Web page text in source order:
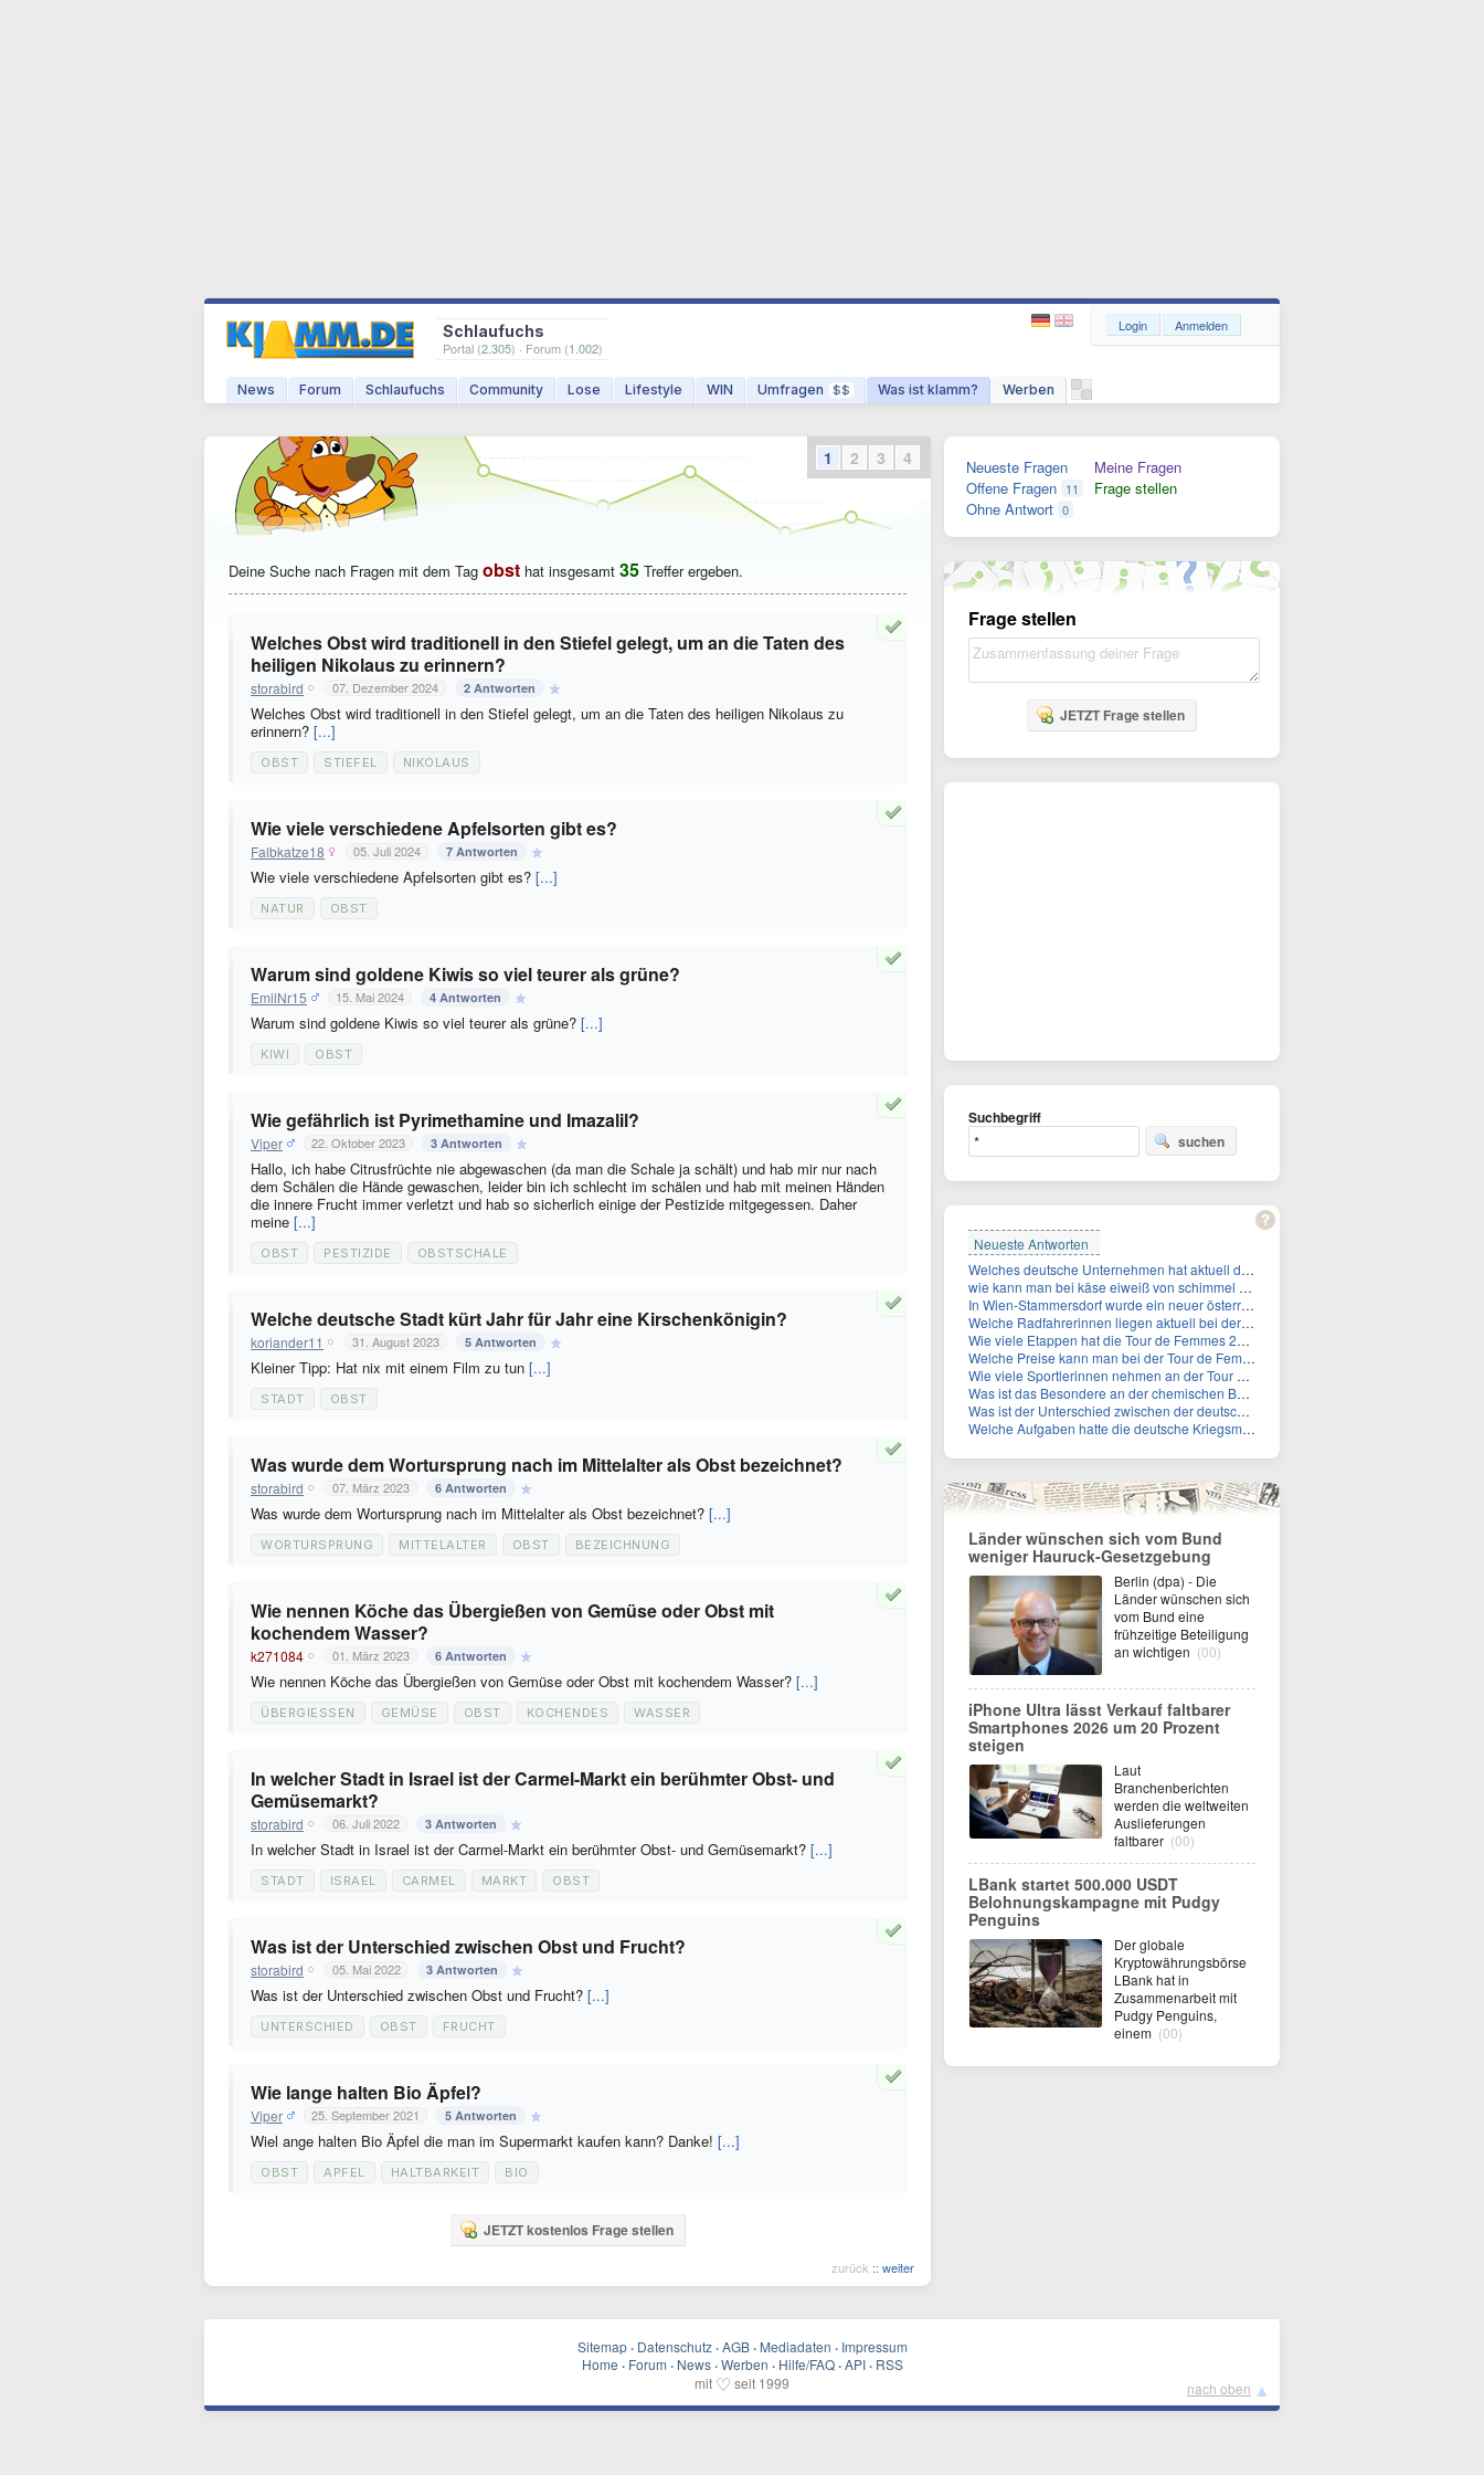
Schlaufuchs
Portal (2.305) · Forum (1.002)
News Forum Schlaufuchs Community Lose Lifestyle WIN Umfragen $$ Was ist klamm? Werben
Login Anmelden
Deine Suche nach Fragen mit dem Tag obst hat insgesamt 35 Treffer ergeben.
Welches Obst wird traditionell in den Stiefel gelegt, um an die Taten des
heiligen Nikolaus zu erinnern?
storabird 07. Dezember 2024 2 Antworten
Welches Obst wird traditionell in den Stiefel gelegt, um an die Taten des heiligen Nikolaus zu
erinnern? [...]
OBST STIEFEL NIKOLAUS
Wie viele verschiedene Apfelsorten gibt es?
Falbkatze18 05. Juli 2024 7 Antworten
Wie viele verschiedene Apfelsorten gibt es? [...]
NATUR OBST
Warum sind goldene Kiwis so viel teurer als grüne?
EmilNr15 15. Mai 2024 4 Antworten
Warum sind goldene Kiwis so viel teurer als grüne? [...]
KIWI OBST
Wie gefährlich ist Pyrimethamine und Imazalil?
Viper 22. Oktober 2023 3 Antworten
Hallo, ich habe Citrusfrüchte nie abgewaschen (da man die Schale ja schält) und hab mir nur nach
dem Schälen die Hände gewaschen, leider bin ich schlecht im schälen und hab mit meinen Händen
die innere Frucht immer verletzt und hab so sicherlich einige der Pestizide mitgegessen. Daher
meine [...]
OBST PESTIZIDE OBSTSCHALE
Welche deutsche Stadt kürt Jahr für Jahr eine Kirschenkönigin?
koriander11 31. August 2023 5 Antworten
Kleiner Tipp: Hat nix mit einem Film zu tun [...]
STADT OBST
Was wurde dem Wortursprung nach im Mittelalter als Obst bezeichnet?
storabird 07. März 2023 6 Antworten
Was wurde dem Wortursprung nach im Mittelalter als Obst bezeichnet? [...]
WORTURSPRUNG MITTELALTER OBST BEZEICHNUNG
Wie nennen Köche das Übergießen von Gemüse oder Obst mit
kochendem Wasser?
k271084 01. März 2023 6 Antworten
Wie nennen Köche das Übergießen von Gemüse oder Obst mit kochendem Wasser? [...]
ÜBERGIESSEN GEMÜSE OBST KOCHENDES WASSER
In welcher Stadt in Israel ist der Carmel-Markt ein berühmter Obst- und
Gemüsemarkt?
storabird 06. Juli 2022 3 Antworten
In welcher Stadt in Israel ist der Carmel-Markt ein berühmter Obst- und Gemüsemarkt? [...]
STADT ISRAEL CARMEL MARKT OBST
Was ist der Unterschied zwischen Obst und Frucht?
storabird 05. Mai 2022 3 Antworten
Was ist der Unterschied zwischen Obst und Frucht? [...]
UNTERSCHIED OBST FRUCHT
Wie lange halten Bio Äpfel?
Viper 25. September 2021 5 Antworten
Wiel ange halten Bio Äpfel die man im Supermarkt kaufen kann? Danke! [...]
OBST APFEL HALTBARKEIT BIO
JETZT kostenlos Frage stellen
zurück :: weiter
1 2 3 4
Neueste Fragen
Offene Fragen 11
Ohne Antwort 0
Meine Fragen
Frage stellen
Frage stellen
JETZT Frage stellen
Suchbegriff
suchen
Neueste Antworten
Welches deutsche Unternehmen hat aktuell die höchste Marktkapitalisierung?
wie kann man bei käse eiweiß von schimmel unterscheiden?
In Wien-Stammersdorf wurde ein neuer österreichischer Temperaturrekord gemessen. Wie hoch war die Temperatur?
Welche Radfahrerinnen liegen aktuell bei der Tour de Femmes in der Gesamtwertung auf den ersten 3 Plåtzen?
Wie viele Etappen hat die Tour de Femmes 2026?
Welche Preise kann man bei der Tour de Femmes 2026 gewinnen?
Wie viele Sportlerinnen nehmen an der Tour de Femmes teil?
Was ist das Besondere an der chemischen Bezeichnung für Titin?
Was ist der Unterschied zwischen der deutschen Kriegsmarine im 2. Weltkrieg und der Naziflotte?
Welche Aufgaben hatte die deutsche Kriegsmarine im 2. Weltkrieg im Schwarzen Meer?
Länder wünschen sich vom Bund
weniger Hauruck-Gesetzgebung
Berlin (dpa) - Die
Länder wünschen sich
vom Bund eine
frühzeitige Beteiligung
an wichtigen (00)
iPhone Ultra lässt Verkauf faltbarer
Smartphones 2026 um 20 Prozent
steigen
Laut
Branchenberichten
werden die weltweiten
Auslieferungen
faltbarer (00)
LBank startet 500.000 USDT
Belohnungskampagne mit Pudgy
Penguins
Der globale
Kryptowährungsbörse
LBank hat in
Zusammenarbeit mit
Pudgy Penguins,
einem (00)
Sitemap · Datenschutz · AGB · Mediadaten · Impressum
Home · Forum · News · Werben · Hilfe/FAQ · API · RSS
mit ♡ seit 1999 nach oben ▲